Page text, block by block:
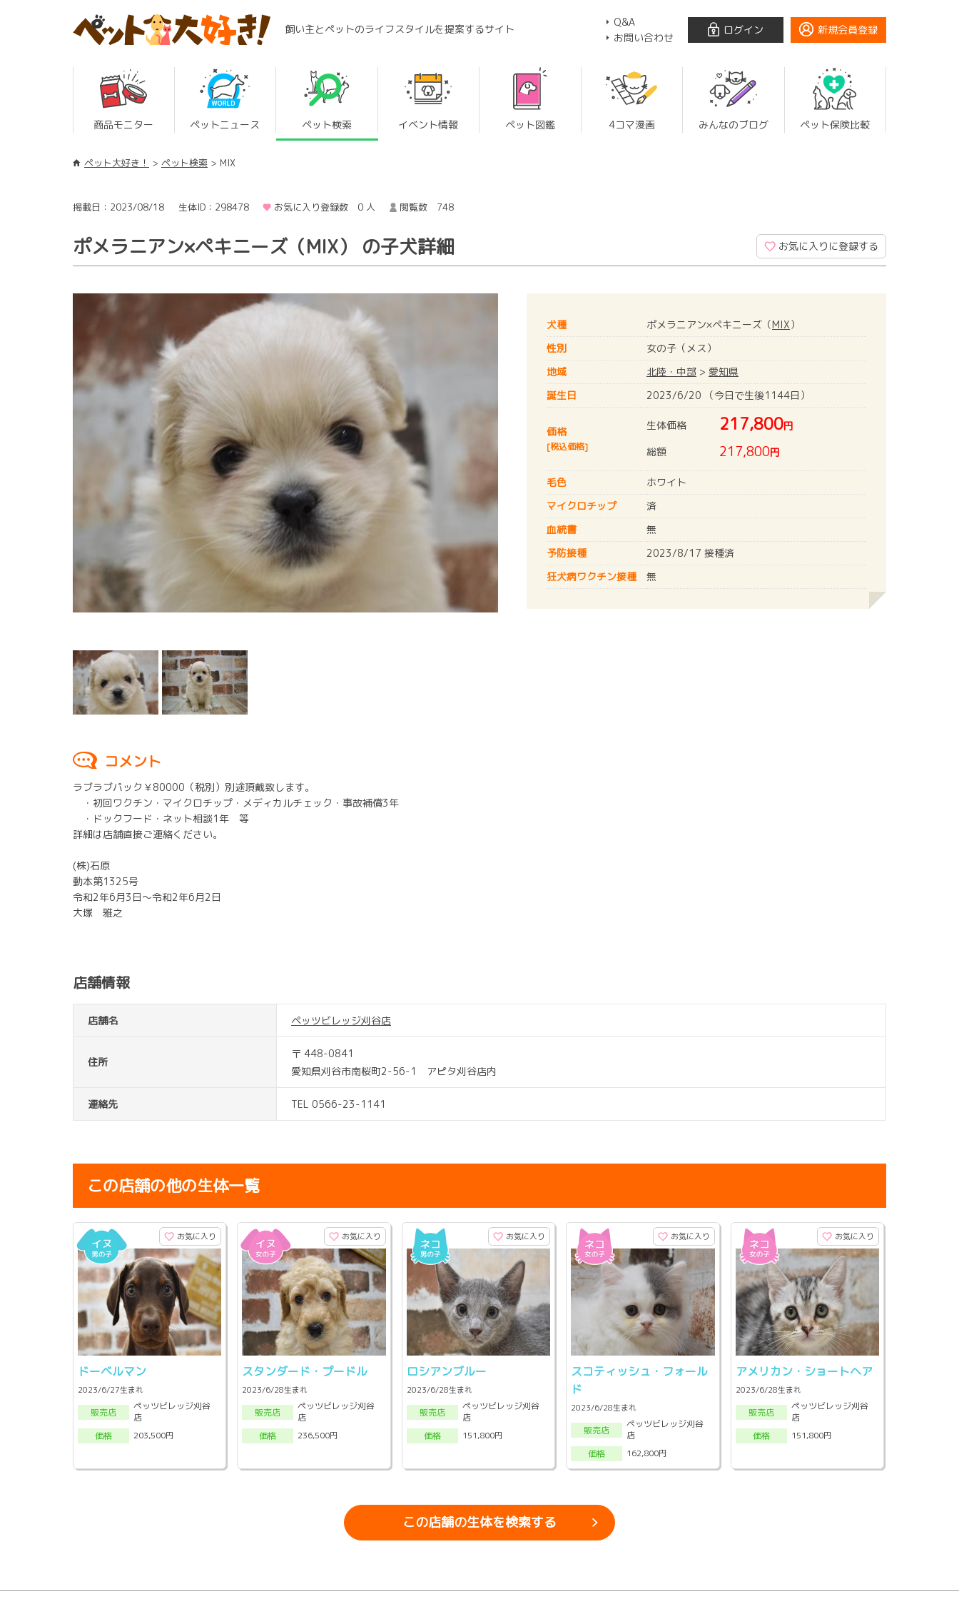
飼い主とペットのライフスタイルを提案するサイト
Q&A
お問い合わせ
ログイン 新規会員登録
商品モニター ペットニュース ペット検索 イベント情報 ペット図鑑 4コマ漫画 みんなのブログ ペット保険比較
ペット大好き！ ペット検索 MIX
掲載日：2023/08/18 生体ID：298478 お気に入り登録数 0 人 閲覧数 748
ポメラニアン×ペキニーズ（MIX） の子犬詳細 お気に入りに登録する
犬種 ポメラニアン×ペキニーズ（MIX）
性別
女の子（メス）
地域
北陸・中部 > 愛知県
誕生日
2023/6/20 （今日で生後1144日）
価格
[税込価格]
生体価格 217,800円
総額
217,800円
毛色
ホワイト
マイクロチップ
済
血統書
無
予防接種
2023/8/17 接種済
狂犬病ワクチン接種 無
コメント
ラブラブパック￥80000（税別）別途頂戴致します。
・初回ワクチン・マイクロチップ・メディカルチェック・事故補償3年
・ドックフード・ネット相談1年 等
詳細は店舗直接ご連絡ください。
(株)石原
動本第1325号
令和2年6月3日～令和2年6月2日
大塚 雅之
店舗情報
店舗名 ペッツビレッジ刈谷店
住所
〒 448-0841
愛知県刈谷市南桜町2-56-1 アピタ刈谷店内
連絡先 TEL 0566-23-1141
この店舗の他の生体一覧
お気に入り
ドーベルマン
2023/6/27生まれ
販売店
ペッツビレッジ刈谷
店
価格
203,500円
お気に入り
スタンダード・プードル
2023/6/28生まれ
販売店
ペッツビレッジ刈谷
店
価格
236,500円
お気に入り
ロシアンブルー
2023/6/28生まれ
販売店
ペッツビレッジ刈谷
店
価格
151,800円
お気に入り
スコティッシュ・フォール
ド
2023/6/28生まれ
販売店
ペッツビレッジ刈谷
店
価格
162,800円
お気に入り
アメリカン・ショートヘア
2023/6/28生まれ
販売店
ペッツビレッジ刈谷
店
価格
151,800円
この店舗の生体を検索する